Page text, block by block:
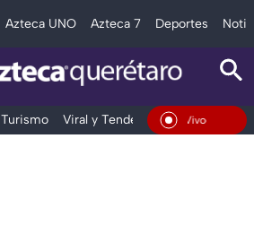
Azteca UNO Azteca 7 Deportes
Turismo Viral y Tendencia Clima
En Vivo